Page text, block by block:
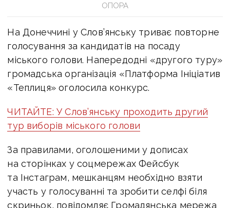
ОПОРА
На Донеччині у Слов’янську триває повторне
голосування за кандидатів на посаду
міського голови. Напередодні «другого туру»
громадська організація «Платформа Ініціатив
«Теплиця» оголосила конкурс.
ЧИТАЙТЕ: У Слов’янську проходить другий
тур виборів міського голови
За правилами, оголошеними у дописах
на сторінках у соцмережах Фейсбук
та Інстаграм, мешканцям необхідно взяти
участь у голосуванні та зробити селфі біля
скриньок, повідомляє Громадянська мережа